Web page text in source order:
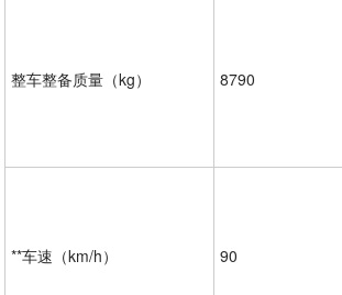
整车整备质量（kg） 8790
**车速（km/h） 90